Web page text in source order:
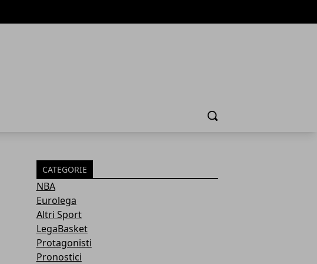
Cerca
CATEGORIE
NBA
Eurolega
Altri Sport
LegaBasket
Protagonisti
Pronostici